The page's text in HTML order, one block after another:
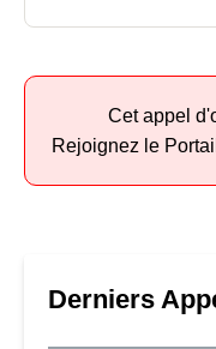
Cet appel
Rejoignez le
Derniers